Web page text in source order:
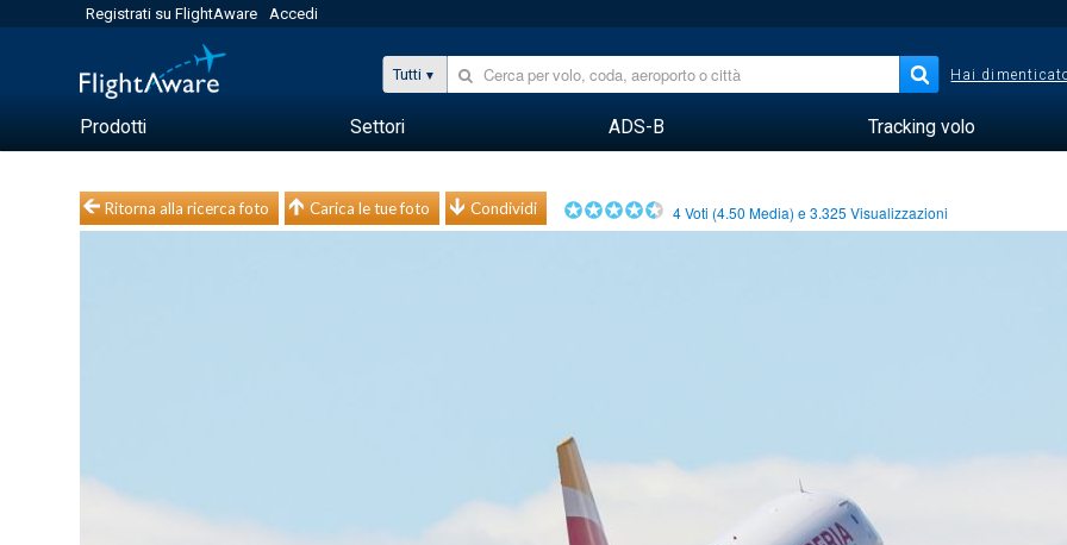
Registrati su FlightAware Accedi
Tutti Hai
Prodotti Settori ADS-B Tracking volo
Ritorna alla ricerca foto Carica le tue foto Condividi 4Voti (4.50 Media) e3.325 Visualizzazioni